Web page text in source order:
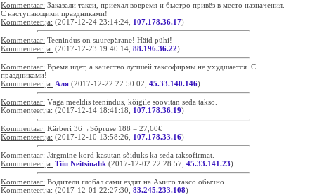
Kommentaar: Заказали такси, приехал вовремя и быстро привёз в место назначения.
С наступающими праздниками!
Kommenteerija: (2017-12-24 23:14:24, 107.178.36.17)
Kommentaar: Teenindus on suurepärane! Häid pühi!
Kommenteerija: (2017-12-23 19:40:14, 88.196.36.22)
Kommentaar: Время идёт, а качество лучшей таксофирмы не ухудшается. С
праздниками!
Kommenteerija: Аля (2017-12-22 22:50:02, 45.33.140.146)
Kommentaar: Väga meeldis teenindus, kõigile soovitan seda takso.
Kommenteerija: (2017-12-14 18:41:18, 107.178.36.19)
Kommentaar: Kärberi 36→Sõpruse 188 = 27,60€
Kommenteerija: (2017-12-10 13:58:26, 107.178.33.16)
Kommentaar: Järgmine kord kasutan sõiduks ka seda taksofirmat.
Kommenteerija: Tiiu Neitsinahk (2017-12-02 22:28:57, 45.33.141.23)
Kommentaar: Водители глобал сами ездят на Амиго таксо обычно.
Kommenteerija: (2017-12-01 22:27:30, 83.245.233.108)